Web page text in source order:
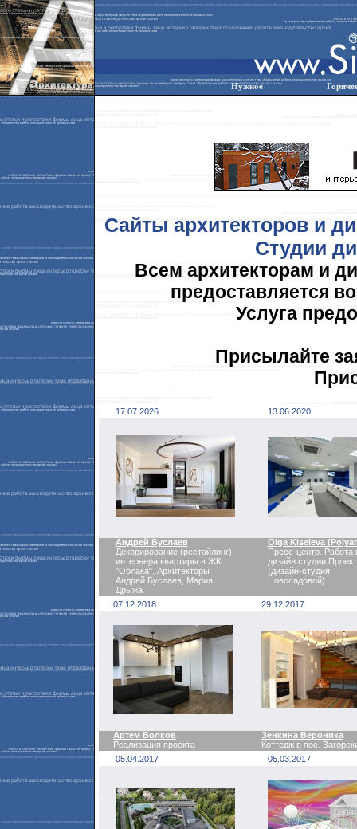
Нужное
Сайты архитекторов и
Cтудии
Всем архитекторам и
предоставляется
Услуга
Присылайте
17.07.2026
Андрей Буслаев
Декорирование (рестайлинг)
интерьера квартиры в ЖК
"Облака". Архитекторы
Андрей Буслаев, Мария
Дрыжа
13.06.2020
Olga Kiseleva
Пресс-центр. Работа
дизайн студии
(дизайн-студия
Новосадовой)
07.12.2018
Артем Волков
Реализация проекта
29.12.2017
Зенкина Вероника
Коттедж в пос.
05.04.2017
05.03.2017